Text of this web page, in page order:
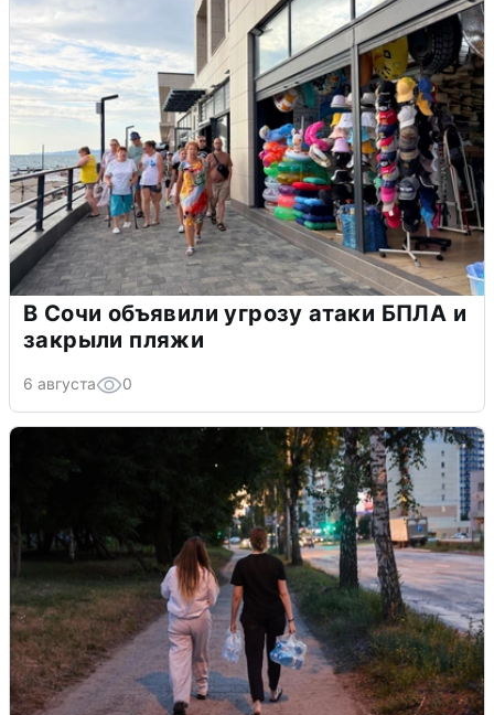
В Сочи объявили угрозу атаки БПЛА и
закрыли пляжи
6 августа 0